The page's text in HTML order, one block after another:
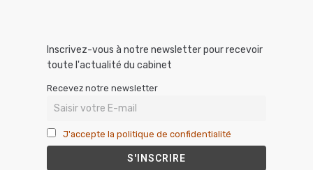
Inscrivez-vous à notre newsletter pour recevoir
toute l'actualité du cabinet
Recevez notre newsletter
J'accepte la politique de confidentialité